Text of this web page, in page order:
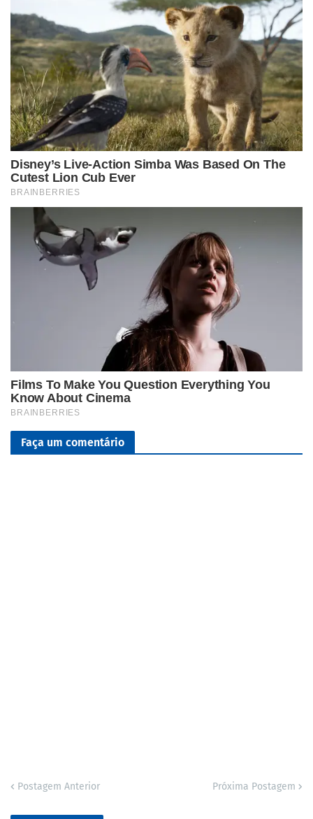
Faça um comentário
Postagem Anterior Próxima Postagem